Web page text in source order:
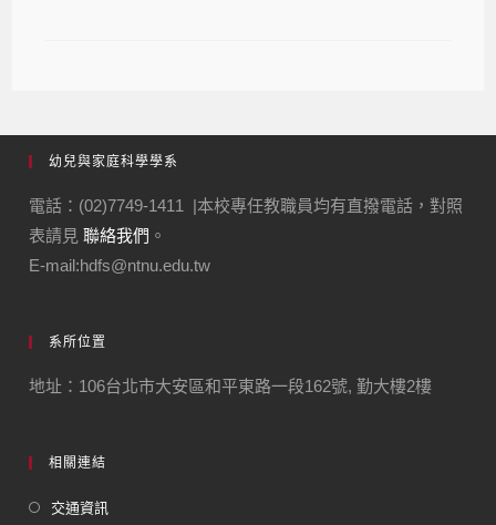
幼兒與家庭科學學系
電話：(02)7749-1411 |本校專任教職員均有直撥電話，對照
表請見聯絡我們 。
E-mail:hdfs@ntnu.edu.tw
系所位置
地址：106台北市大安區和平東路一段162號, 勤大樓2樓
相關連結
交通資訊